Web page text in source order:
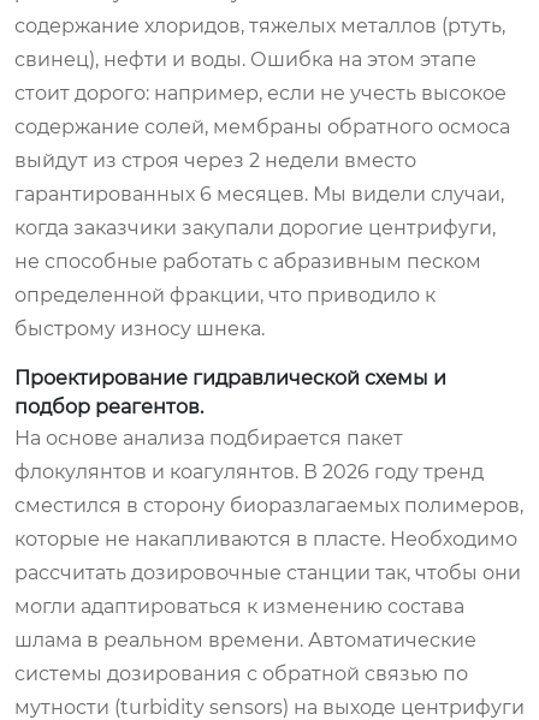
содержание хлоридов, тяжелых металлов (ртуть,
свинец), нефти и воды. Ошибка на этом этапе
стоит дорого: например, если не учесть высокое
содержание солей, мембраны обратного осмоса
выйдут из строя через 2 недели вместо
гарантированных 6 месяцев. Мы видели случаи,
когда заказчики закупали дорогие центрифуги,
не способные работать с абразивным песком
определенной фракции, что приводило к
быстрому износу шнека.
Проектирование гидравлической схемы и
подбор реагентов.
На основе анализа подбирается пакет
флокулянтов и коагулянтов. В 2026 году тренд
сместился в сторону биоразлагаемых полимеров,
которые не накапливаются в пласте. Необходимо
рассчитать дозировочные станции так, чтобы они
могли адаптироваться к изменению состава
шлама в реальном времени. Автоматические
системы дозирования с обратной связью по
мутности (turbidity sensors) на выходе центрифуги